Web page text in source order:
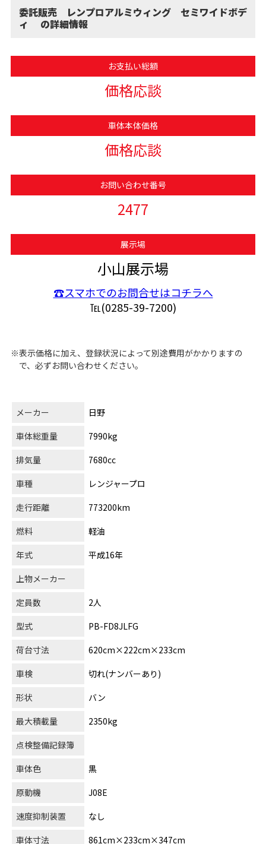
委託販売 レンプロアルミウィング セミワイドボデ
ィ の詳細情報
お支払い総額
価格応談
車体本体価格
価格応談
お問い合わせ番号
2477
展示場
小山展示場
☎スマホでのお問合せはコチラへ
℡(0285-39-7200)
※表示価格に加え、登録状況によって別途費用がかかりますの
で、必ずお問い合わせください。
メーカー
日野
車体総重量
7990kg
排気量
7680cc
車種
レンジャープロ
走行距離
773200km
燃料
軽油
年式
平成16年
上物メーカー
定員数
2人
型式
PB-FD8JLFG
荷台寸法
620cm×222cm×233cm
車検
切れ(ナンバーあり)
形状
バン
最大積載量
2350kg
点検整備記録簿
車体色
黒
原動機
J08E
速度抑制装置
なし
車体寸法
861cm×233cm×347cm